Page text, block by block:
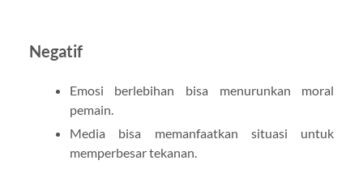
Negatif
Emosi berlebihan bisa menurunkan moral
pemain.
Media bisa memanfaatkan situasi untuk
memperbesar tekanan.